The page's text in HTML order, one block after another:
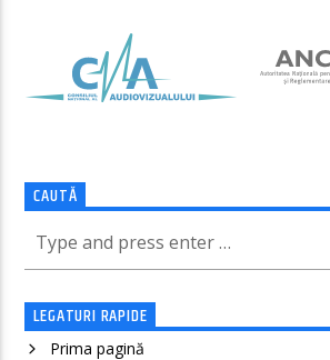
CAUTĂ
LEGATURI RAPIDE
Prima pagină